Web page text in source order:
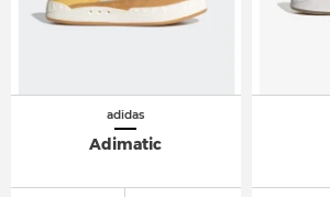
adidas
Adimatic